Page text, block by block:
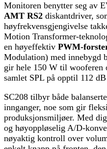
Monitoren benytter seg av
AMT RS2 diskantdriver,
høyfrekvensgjengivelse
Motion Transformer-
en høyeffektiv PWM-
Modulation) med innebygd
gir hele 150 W til wooferen
samlet SPL på opptil 112
SC208 tilbyr både
innganger, noe som gir
produksjonsmiljøer. Med
og høyoppløselig A/D-
nøyaktig kontroll over